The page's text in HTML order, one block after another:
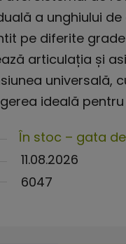
a unghiului
pe diferite
articulația și
universală,
ideală
În stoc – gata
11.08.2026
6047